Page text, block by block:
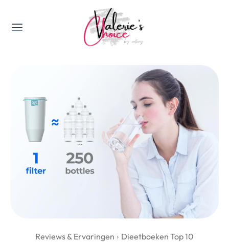
Valerie's Topics
Food & Drinks
Happyness & Opmerkelijk
Lifestyle, Sport & Duurzaamheid
Gadgets & Tech
Top 5 van Valerie
Health & Beauty
Huis & Tuin
Over Valerie
Reviews & Ervaringen Dieetboeken Top 10